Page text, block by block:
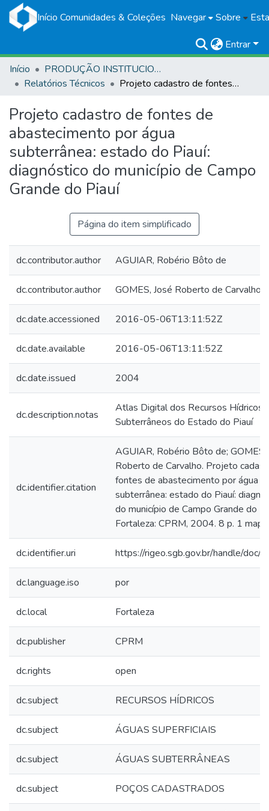
Início Comunidades & Coleções Navegar Sobre
Entrar
Início
PRODUÇÃO INSTITUCIONAL
Relatórios Técnicos
Projeto cadastro de fontes de abastecimento por água subterrânea: estado do Piauí: diagnóstico do município de Campo Grande do Piauí
Projeto cadastro de fontes de
abastecimento por água
subterrânea: estado do Piauí:
diagnóstico do município de Campo
Grande do Piauí
Página do item simplificado
dc.contributor.author AGUIAR, Robério Bôto de
dc.contributor.author GOMES, José Roberto de Carvalho
dc.date.accessioned 2016-05-06T13:11:52Z
dc.date.available 2016-05-06T13:11:52Z
dc.date.issued 2004
dc.description.notas
Atlas Digital dos Recursos Hídricos
Subterrâneos do Estado do Piauí
dc.identifier.citation
AGUIAR, Robério Bôto de; GOMES,
Roberto de Carvalho. Projeto
fontes de abastecimento por água
subterrânea: estado do Piauí:
do município de Campo Grande do
Fortaleza: CPRM, 2004. 8 p. 1 mapa.
dc.identifier.uri https://rigeo.sgb.gov.br/handle/doc/
dc.language.iso por
dc.local Fortaleza
dc.publisher CPRM
dc.rights open
dc.subject RECURSOS HÍDRICOS
dc.subject ÁGUAS SUPERFICIAIS
dc.subject ÁGUAS SUBTERRÂNEAS
dc.subject POÇOS CADASTRADOS